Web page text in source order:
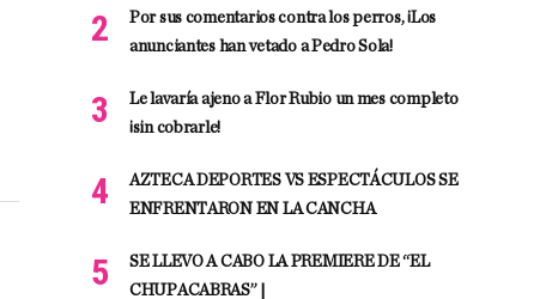
Por sus comentarios contra los perros, ¡Los
anunciantes han vetado a Pedro Sola!
Le lavaría ajeno a Flor Rubio un mes completo
¡sin cobrarle!
AZTECA DEPORTES VS ESPECTÁCULOS SE
ENFRENTARON EN LA CANCHA
SE LLEVO A CABO LA PREMIERE DE “EL
CHUPACABRAS” |